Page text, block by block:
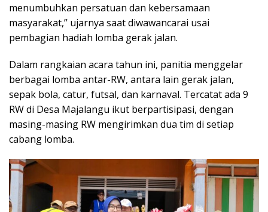
menumbuhkan persatuan dan kebersamaan
masyarakat,” ujarnya saat diwawancarai usai
pembagian hadiah lomba gerak jalan.
Dalam rangkaian acara tahun ini, panitia menggelar
berbagai lomba antar-RW, antara lain gerak jalan,
sepak bola, catur, futsal, dan karnaval. Tercatat ada 9
RW di Desa Majalangu ikut berpartisipasi, dengan
masing-masing RW mengirimkan dua tim di setiap
cabang lomba.